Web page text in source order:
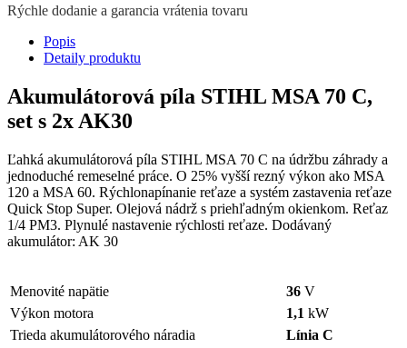
Rýchle dodanie a garancia vrátenia tovaru
Popis
Detaily produktu
Akumulátorová píla STIHL MSA 70 C,
set s 2x AK30
Ľahká akumulátorová píla STIHL MSA 70 C na údržbu záhrady a
jednoduché remeselné práce. O 25% vyšší rezný výkon ako MSA
120 a MSA 60. Rýchlonapínanie reťaze a systém zastavenia reťaze
Quick Stop Super. Olejová nádrž s priehľadným okienkom. Reťaz
1/4 PM3. Plynulé nastavenie rýchlosti reťaze. Dodávaný
akumulátor: AK 30
Menovité napätie 36 V
Výkon motora
1,1 kW
Trieda akumulátorového náradia
Línia C